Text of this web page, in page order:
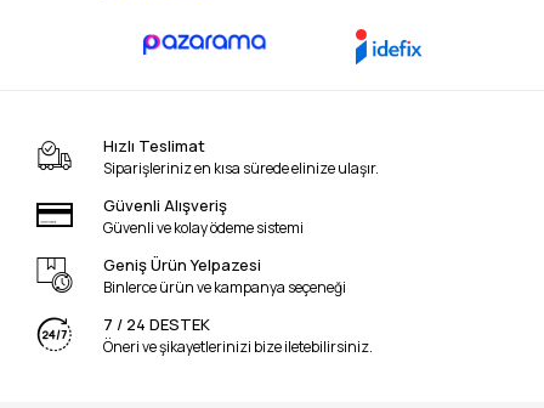
Hızlı Teslimat
Siparişleriniz en kısa sürede elinize ulaşır.
Güvenli Alışveriş
Güvenli ve kolay ödeme sistemi
Geniş Ürün Yelpazesi
Binlerce ürün ve kampanya seçeneği
7 / 24 DESTEK
Öneri ve şikayetlerinizi bize iletebilirsiniz.